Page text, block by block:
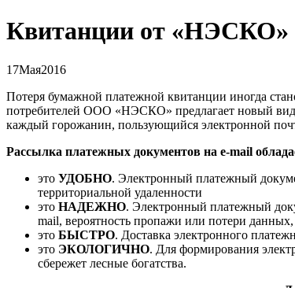
Квитанции от «НЭСКО»
17Мая2016
Потеря бумажной платежной квитанции иногда
потребителей ООО «НЭСКО» предлагает новый
каждый горожанин, пользующийся электронной
Рассылка платежных документов на e-mail
это УДОБНО. Электронный платежный
территориальной удаленности
это НАДЕЖНО. Электронный платежный
mail, вероятность пропажи или потери
это БЫСТРО. Доставка электронного
это ЭКОЛОГИЧНО. Для формирования
сбережет лесные богатства.